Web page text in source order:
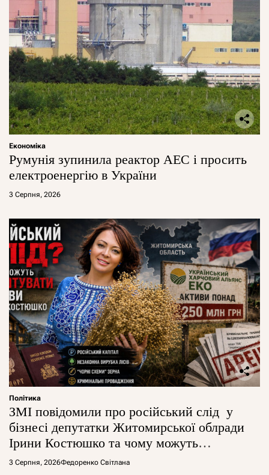
Економіка
Румунія зупинила реактор АЕС і просить
електроенергію в України
3 Серпня, 2026
Політика
ЗМІ повідомили про російський слід у
бізнесі депутатки Житомирської облради
Ірини Костюшко та чому можуть
арештувати її активи
3 Серпня, 2026Федоренко Світлана